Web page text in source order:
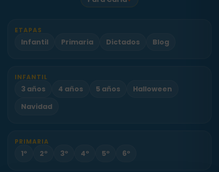
ETAPAS
Infantil Primaria Dictados Blog
INFANTIL
3 años 4 años 5 años
Halloween
Navidad
PRIMARIA
1º 2º 3º 4º 5º 6º